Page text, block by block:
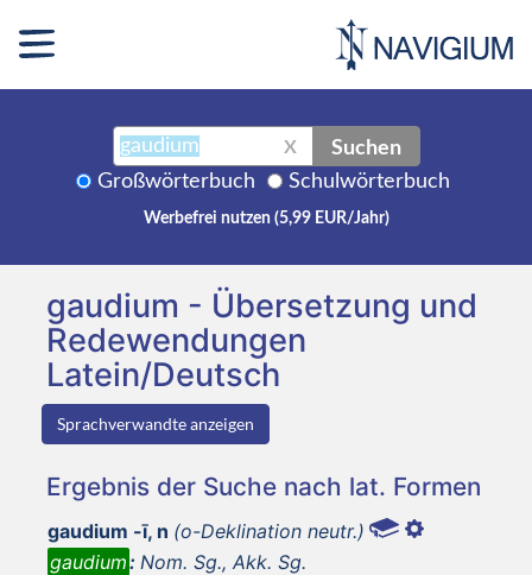
X Suchen
Großwörterbuch Schulwörterbuch
Werbefrei nutzen (5,99 EUR/Jahr)
gaudium - Übersetzung und
Redewendungen
Latein/Deutsch
Sprachverwandte anzeigen
Ergebnis der Suche nach lat. Formen
gaudium -ī, n (o-Deklination neutr.)
gaudium: Nom. Sg., Akk. Sg.